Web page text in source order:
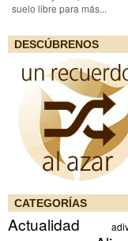
suelo libre para más...
DESCÚBRENOS
CATEGORÍAS
Actualidad